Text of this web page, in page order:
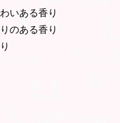
いある香り
のある香り